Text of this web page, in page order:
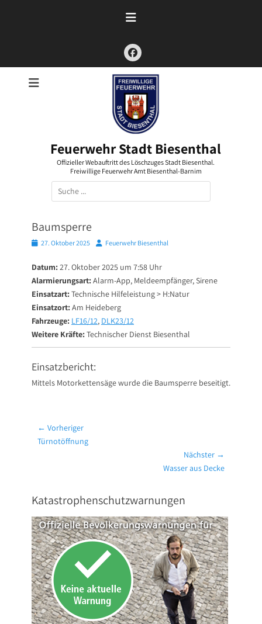
Facebook
Feuerwehr Stadt Biesenthal
Offizieller Webauftritt des Löschzuges Stadt Biesenthal.
Freiwillige Feuerwehr Amt Biesenthal-Barnim
Suchen
nach:
Baumsperre
Posted27. Oktober 2025 AutorFeuerwehr Biesenthal
Datum: 27. Oktober 2025 um 7:58 Uhr
Alarmierungsart: Alarm-App, Meldeempfänger, Sirene
Einsatzart: Technische Hilfeleistung > H:Natur
Einsatzort: Am Heideberg
Fahrzeuge: LF16/12, DLK23/12
Weitere Kräfte: Technischer Dienst Biesenthal
Einsatzbericht:
Mittels Motorkettensäge wurde die Baumsperre beseitigt.
Beitragsnavigation
← Vorheriger
Vorheriger
Türnotöffnung
Nächster →
Wasser aus Decke
Katastrophenschutzwarnungen